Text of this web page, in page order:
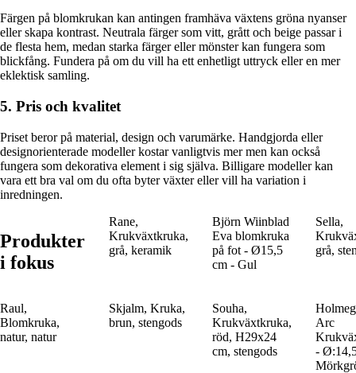
Färgen på blomkrukan kan antingen framhäva växtens gröna nyanser
eller skapa kontrast. Neutrala färger som vitt, grått och beige passar i
de flesta hem, medan starka färger eller mönster kan fungera som
blickfång. Fundera på om du vill ha ett enhetligt uttryck eller en mer
eklektisk samling.
5. Pris och kvalitet
Priset beror på material, design och varumärke. Handgjorda eller
designorienterade modeller kostar vanligtvis mer men kan också
fungera som dekorativa element i sig själva. Billigare modeller kan
vara ett bra val om du ofta byter växter eller vill ha variation i
inredningen.
Produkter
i fokus
Rane,
Krukväxtkruka,
grå, keramik
Björn Wiinblad
Eva blomkruka
på fot - Ø15,5
cm - Gul
Sella,
grå,
Raul,
Blomkruka,
natur, natur
Skjalm, Kruka,
brun, stengods
Souha,
Krukväxtkruka,
röd, H29x24
cm, stengods
Arc
-